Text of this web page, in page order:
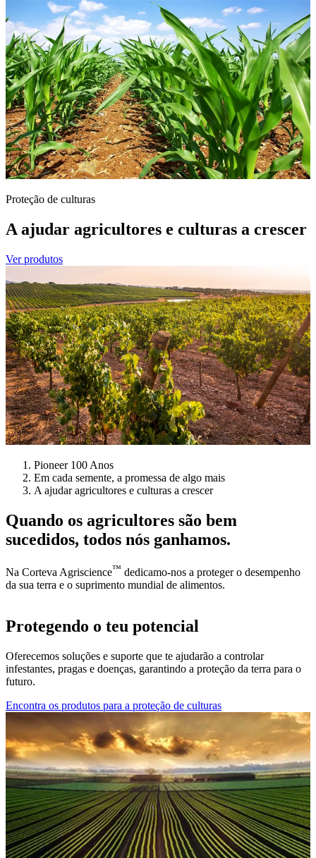
Proteção de culturas
A ajudar agricultores e culturas a crescer
Ver produtos
Pioneer 100 Anos
Em cada semente, a promessa de algo mais
A ajudar agricultores e culturas a crescer
Quando os agricultores são bem
sucedidos, todos nós ganhamos.
Na Corteva Agriscience™ dedicamo-nos a proteger o desempenho
da sua terra e o suprimento mundial de alimentos.
Protegendo o teu potencial
Oferecemos soluções e suporte que te ajudarão a controlar
infestantes, pragas e doenças, garantindo a proteção da terra para o
futuro.
Encontra os produtos para a proteção de culturas